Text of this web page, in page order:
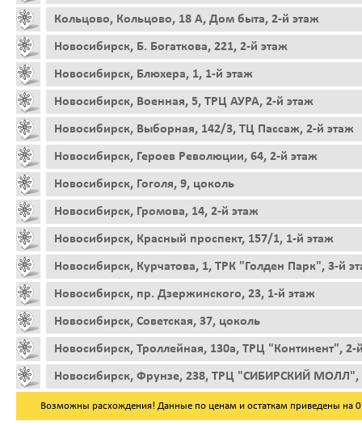
Кольцово, Кольцово, 18 А, Дом быта, 2-й этаж
Новосибирск, Б. Богаткова, 221, 2-й этаж
Новосибирск, Блюхера, 1, 1-й этаж
Новосибирск, Военная, 5, ТРЦ АУРА, 2-й этаж
Новосибирск, Выборная, 142/3, ТЦ Пассаж, 2-й этаж
Новосибирск, Героев Революции, 64, 2-й этаж
Новосибирск, Гоголя, 9, цоколь
Новосибирск, Громова, 14, 2-й этаж
Новосибирск, Красный проспект, 157/1, 1-й этаж
Новосибирск, Курчатова, 1, ТРК "Голден Парк", 3-й
Новосибирск, пр. Дзержинского, 23, 1-й этаж
Новосибирск, Советская, 37, цоколь
Новосибирск, Троллейная, 130а, ТРЦ "Континент", 2-
Новосибирск, Фрунзе, 238, ТРЦ "СИБИРСКИЙ МОЛЛ",
Возможны расхождения! Данные по ценам и остаткам приведены на